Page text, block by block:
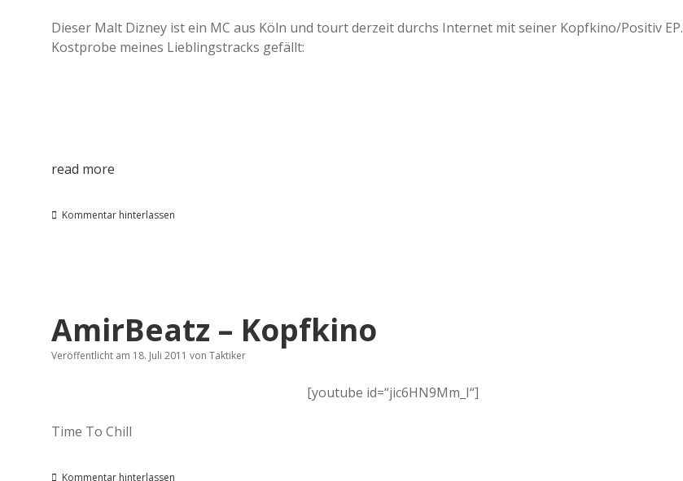
Dieser Malt Dizney ist ein MC aus Köln und tourt derzeit durchs Internet mit seiner Kopfkino/Positiv EP.
Kostprobe meines Lieblingstracks gefällt:
read more
Kommentar hinterlassen
AmirBeatz – Kopfkino
Veröffentlicht am 18. Juli 2011 von Taktiker
[youtube id=“jic6HN9Mm_I“]
Time To Chill
Kommentar hinterlassen